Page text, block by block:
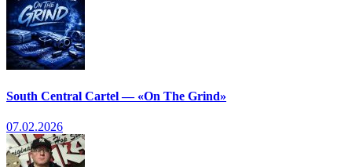
South Central Cartel — «On The Grind»
07.02.2026